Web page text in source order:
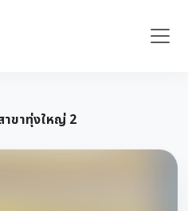
าขาทุ่งใหญ่ 2